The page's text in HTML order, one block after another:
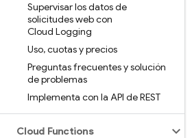
Supervisar los datos de
solicitudes web con
Cloud Logging
Uso,cuotas y precios
Preguntas frecuentes y solución
de problemas
Implementa con la API de REST
Cloud Functions